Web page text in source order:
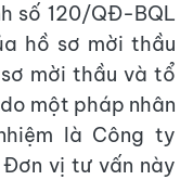
số 120/QĐ-BQL
hồ sơ mời thầu
mời thầu và tổ
một pháp nhân
là Công ty
Đơn vị tư vấn này